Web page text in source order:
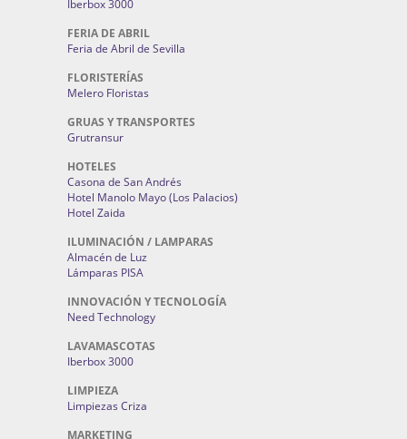
Iberbox 3000
FERIA DE ABRIL
Feria de Abril de Sevilla
FLORISTERÍAS
Melero Floristas
GRUAS Y TRANSPORTES
Grutransur
HOTELES
Casona de San Andrés
Hotel Manolo Mayo (Los Palacios)
Hotel Zaida
ILUMINACIÓN / LAMPARAS
Almacén de Luz
Lámparas PISA
INNOVACIÓN Y TECNOLOGÍA
Need Technology
LAVAMASCOTAS
Iberbox 3000
LIMPIEZA
Limpiezas Criza
MARKETING